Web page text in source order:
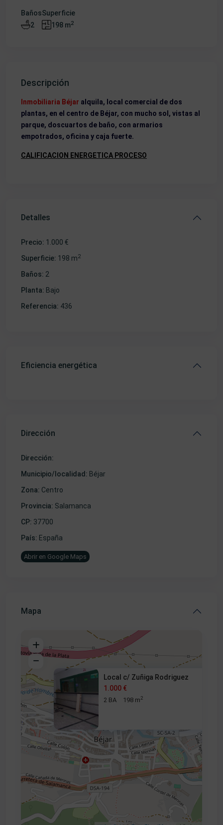
Baños
2
Superficie
198 m2
Descripción
Inmobiliaria Béjar alquila, local comercial de dos
plantas, en el centro de Béjar, con mucho sol, vistas al
parque, doscuartos de baño, con armarios
empotrados, oficina y caja fuerte.
CALIFICACION ENERGETICA PROCESO
Detalles
Precio: 1.000 €
Superficie: 198 m2
Baños: 2
Planta: Bajo
Referencia: 436
Eficiencia energética
Dirección
Dirección:
Municipio/localidad: Béjar
Zona: Centro
Provincia: Salamanca
CP: 37700
País: España
Abrir en Google Maps
Mapa
Local c/ Zuñiga Rodriguez
1.000 €
2 BA 198 m2